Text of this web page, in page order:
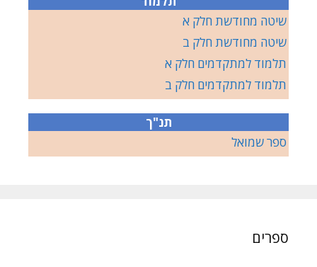
שיטה מחודשת חלק א
שיטה מחודשת חלק ב
תלמוד למתקדמים חלק א
תלמוד למתקדמים חלק ב
תנ"ך
ספר שמואל
ספרים